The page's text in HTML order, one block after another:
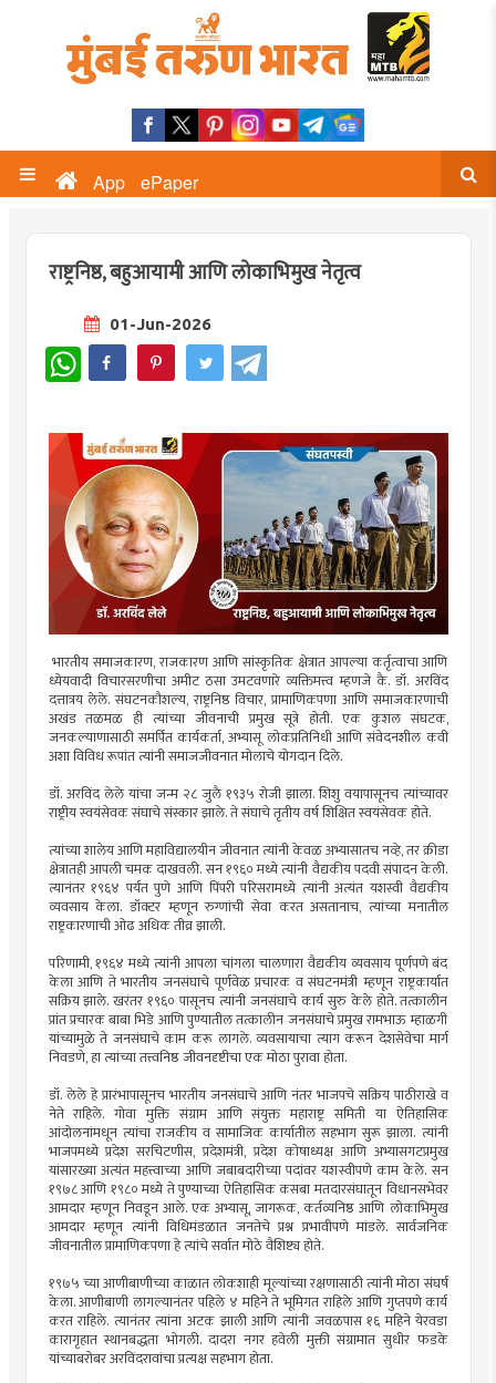
App ePaper
राष्ट्रनिष्ठ, बहुआयामी आणि लोकाभिमुख नेतृत्व
01-Jun-2026
WhatsApp
भारतीय समाजकारण, राजकारण आणि सांस्कृतिक क्षेत्रात आपल्या कर्तृत्वाचा आणि
ध्येयवादी विचारसरणीचा अमीट ठसा उमटवणारे व्यक्तिमत्त्व म्हणजे कै. डॉ. अरविंद
दत्तात्रय लेले. संघटनकौशल्य, राष्ट्रनिष्ठ विचार, प्रामाणिकपणा आणि समाजकारणाची
अखंड तळमळ ही त्यांच्या जीवनाची प्रमुख सूत्रे होती. एक कुशल संघटक,
जनकल्याणासाठी समर्पित कार्यकर्ता, अभ्यासू लोकप्रतिनिधी आणि संवेदनशील कवी
अशा विविध रूपांत त्यांनी समाजजीवनात मोलाचे योगदान दिले.
डॉ. अरविंद लेले यांचा जन्म २८ जुलै १९३५ रोजी झाला. शिशु वयापासूनच त्यांच्यावर
राष्ट्रीय स्वयंसेवक संघाचे संस्कार झाले. ते संघाचे तृतीय वर्ष शिक्षित स्वयंसेवक होते.
त्यांच्या शालेय आणि महाविद्यालयीन जीवनात त्यांनी केवळ अभ्यासातच नव्हे, तर क्रीडा
क्षेत्रातही आपली चमक दाखवली. सन १९६० मध्ये त्यांनी वैद्यकीय पदवी संपादन केली.
त्यानंतर १९६४ पर्यंत पुणे आणि पिंपरी परिसरामध्ये त्यांनी अत्यंत यशस्वी वैद्यकीय
व्यवसाय केला. डॉक्टर म्हणून रुग्णांची सेवा करत असतानाच, त्यांच्या मनातील
राष्ट्रकारणाची ओढ अधिक तीव्र झाली.
परिणामी, १९६४ मध्ये त्यांनी आपला चांगला चालणारा वैद्यकीय व्यवसाय पूर्णपणे बंद
केला आणि ते भारतीय जनसंघाचे पूर्णवेळ प्रचारक व संघटनमंत्री म्हणून राष्ट्रकार्यात
सक्रिय झाले. खरंतर १९६० पासूनच त्यांनी जनसंघाचे कार्य सुरु केले होते. तत्कालीन
प्रांत प्रचारक बाबा भिडे आणि पुण्यातील तत्कालीन जनसंघाचे प्रमुख रामभाऊ म्हाळगी
यांच्यामुळे ते जनसंघाचे काम करू लागले. व्यवसायाचा त्याग करून देशसेवेचा मार्ग
निवडणे, हा त्यांच्या तत्त्वनिष्ठ जीवनदृष्टीचा एक मोठा पुरावा होता.
डॉ. लेले हे प्रारंभापासूनच भारतीय जनसंघाचे आणि नंतर भाजपचे सक्रिय पाठीराखे व
नेते राहिले. गोवा मुक्ति संग्राम आणि संयुक्त महाराष्ट्र समिती या ऐतिहासिक
आंदोलनांमधून त्यांचा राजकीय व सामाजिक कार्यातील सहभाग सुरू झाला. त्यांनी
भाजपमध्ये प्रदेश सरचिटणीस, प्रदेशमंत्री, प्रदेश कोषाध्यक्ष आणि अभ्यासगटप्रमुख
यांसारख्या अत्यंत महत्त्वाच्या आणि जबाबदारीच्या पदांवर यशस्वीपणे काम केले. सन
१९७८ आणि १९८० मध्ये ते पुण्याच्या ऐतिहासिक कसबा मतदारसंघातून विधानसभेवर
आमदार म्हणून निवडून आले. एक अभ्यासू, जागरूक, कर्तव्यनिष्ठ आणि लोकाभिमुख
आमदार म्हणून त्यांनी विधिमंडळात जनतेचे प्रश्न प्रभावीपणे मांडले. सार्वजनिक
जीवनातील प्रामाणिकपणा हे त्यांचे सर्वात मोठे वैशिष्ट्य होते.
१९७५ च्या आणीबाणीच्या काळात लोकशाही मूल्यांच्या रक्षणासाठी त्यांनी मोठा संघर्ष
केला. आणीबाणी लागल्यानंतर पहिले ४ महिने ते भूमिगत राहिले आणि गुप्तपणे कार्य
करत राहिले. त्यानंतर त्यांना अटक झाली आणि त्यांनी जवळपास १६ महिने येरवडा
कारागृहात स्थानबद्धता भोगली. दादरा नगर हवेली मुक्ती संग्रामात सुधीर फडके
यांच्याबरोबर अरविंदरावांचा प्रत्यक्ष सहभाग होता.